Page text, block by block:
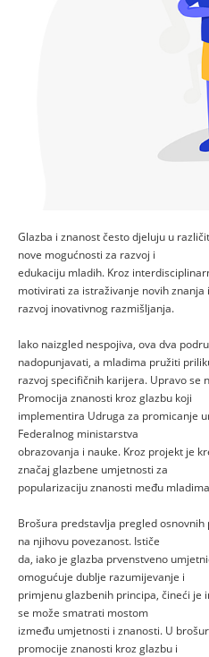
Glazba i znanost često djeluju u
nove mogućnosti za razvoj i
edukaciju mladih. Kroz
motivirati za istraživanje novih znanja i
razvoj inovativnog razmišljanja.
Iako naizgled nespojiva, ova dva
nadopunjavati, a mladima pružiti
razvoj specifičnih karijera. Upravo se
Promocija znanosti kroz glazbu koji
implementira Udruga za promicanje
Federalnog ministarstva
obrazovanja i nauke. Kroz projekt je
značaj glazbene umjetnosti za
popularizaciju znanosti među
Brošura predstavlja pregled
na njihovu povezanost. Ističe
da, iako je glazba prvenstveno
omogućuje dublje razumijevanje i
primjenu glazbenih principa, čineći
se može smatrati mostom
između umjetnosti i znanosti. U
promocije znanosti kroz glazbu i